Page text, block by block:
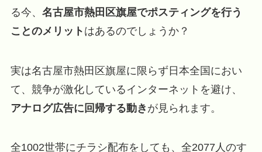
る今、 名古屋市熱田区旗屋でポスティングを行う
ことのメリット はあるのでしょうか？
実は名古屋市熱田区旗屋に限らず日本全国におい
て、競争が激化しているインターネットを避け、
アナログ広告に回帰する動き が見られます。
全1002世帯にチラシ配布をしても、全2077人のす